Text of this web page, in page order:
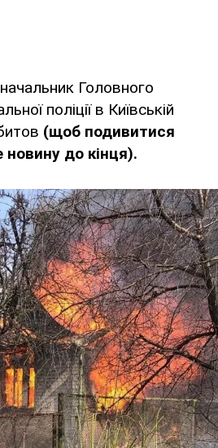
начальник Головного
поліції в Київській
(щоб подивитися
новину до кінця).